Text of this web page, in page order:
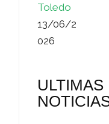
Toledo
13/06/2
026
ULTIMAS